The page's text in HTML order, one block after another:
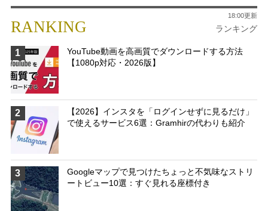
RANKING ランキング
18:00更新
1
YouTube動画を高画質でダウンロードする方法
【1080p対応・2026版】
2
【2026】インスタを「ログインせずに見るだけ」
で使えるサービス6選：Gramhirの代わりも紹介
3
Googleマップで見つけたちょっと不気味なストリ
ートビュー10選：すぐ見れる座標付き